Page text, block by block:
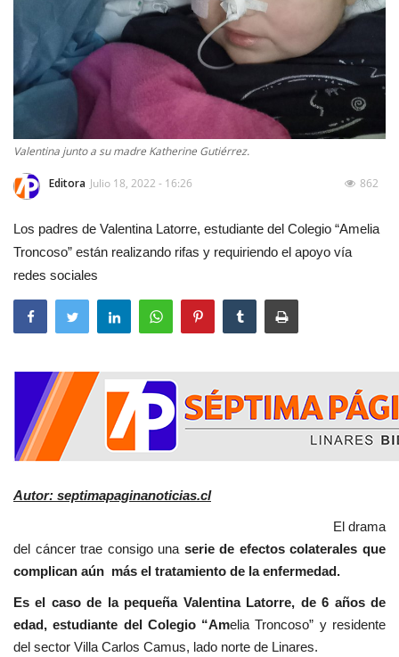
Valentina junto a su madre Katherine Gutiérrez.
Editora Julio 18, 2022 - 16:26 862
Los padres de Valentina Latorre, estudiante del Colegio “Amelia
Troncoso” están realizando rifas y requiriendo el apoyo vía
redes sociales
Autor: septimapaginanoticias.cl
El drama
del cáncer trae consigo una serie de efectos colaterales que
complican aún más el tratamiento de la enfermedad.
Es el caso de la pequeña Valentina Latorre, de 6 años de
edad, estudiante del Colegio “Amelia Troncoso” y residente
del sector Villa Carlos Camus, lado norte de Linares.